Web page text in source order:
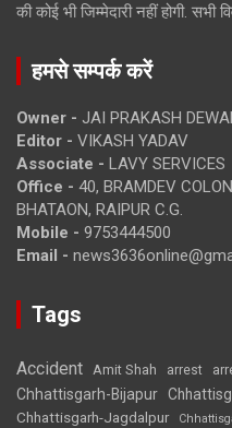
की कोई भी जिम्मेदारी नहीं होगी. सभी
हमसे सम्पर्क करें
Owner - JAI PRAKASH
Editor - VIKASH YADAV
Associate - LAVY SERVICES
Office - 40, BRAMDEV
BHATAON, RAIPUR C.G.
Mobile - 9753444500
Email -
Tags
Accident Amit Shah arrest
Chhattisgarh-Bijapur
Chhattisgarh-Jagdalpur